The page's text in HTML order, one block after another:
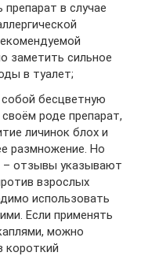
в случае
заметить сильное
в туалет;
бесцветную
роде препарат,
личинок блох и
размножение. Но
– отзывы указывают
взрослых
использовать
Если применять
можно
короткий